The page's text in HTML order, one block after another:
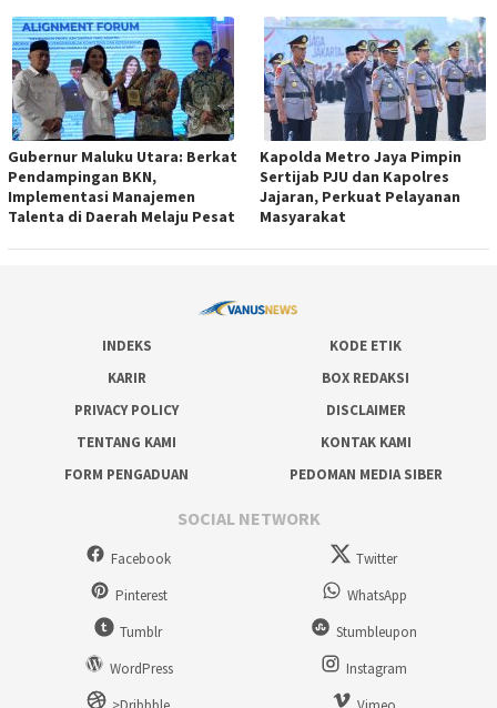
Gubernur Maluku Utara: Berkat
Pendampingan BKN,
Implementasi Manajemen
Talenta di Daerah Melaju Pesat
Kapolda Metro Jaya Pimpin
Sertijab PJU dan Kapolres
Jajaran, Perkuat Pelayanan
Masyarakat
INDEKS
KODE ETIK
KARIR
BOX REDAKSI
PRIVACY POLICY
DISCLAIMER
TENTANG KAMI
KONTAK KAMI
FORM PENGADUAN
PEDOMAN MEDIA SIBER
SOCIAL NETWORK
Facebook
Twitter
Pinterest
WhatsApp
Tumblr
Stumbleupon
WordPress
Instagram